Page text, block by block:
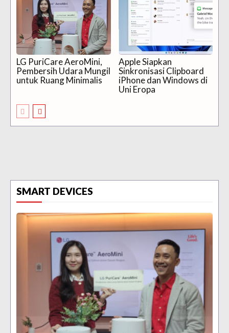
LG PuriCare AeroMini,
Pembersih Udara Mungil
untuk Ruang Minimalis
Apple Siapkan
Sinkronisasi Clipboard
iPhone dan Windows di
Uni Eropa
SMART DEVICES